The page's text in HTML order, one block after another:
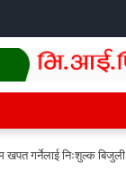
Kura
खपत गर्नेलाई निःशुल्क बिजुली